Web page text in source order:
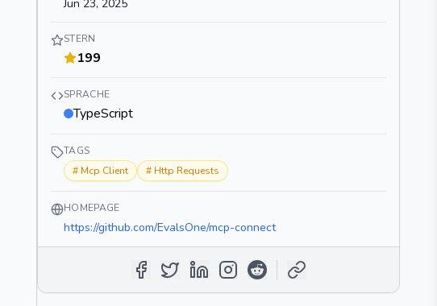
Jun 23, 2025
STERN
199
SPRACHE
TypeScript
TAGS
# Mcp Client # Http Requests
HOMEPAGE
https://github.com/EvalsOne/mcp-connect